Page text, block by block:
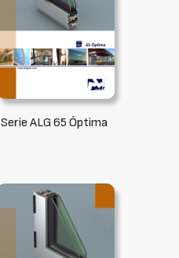
Serie ALG 65 Óptima